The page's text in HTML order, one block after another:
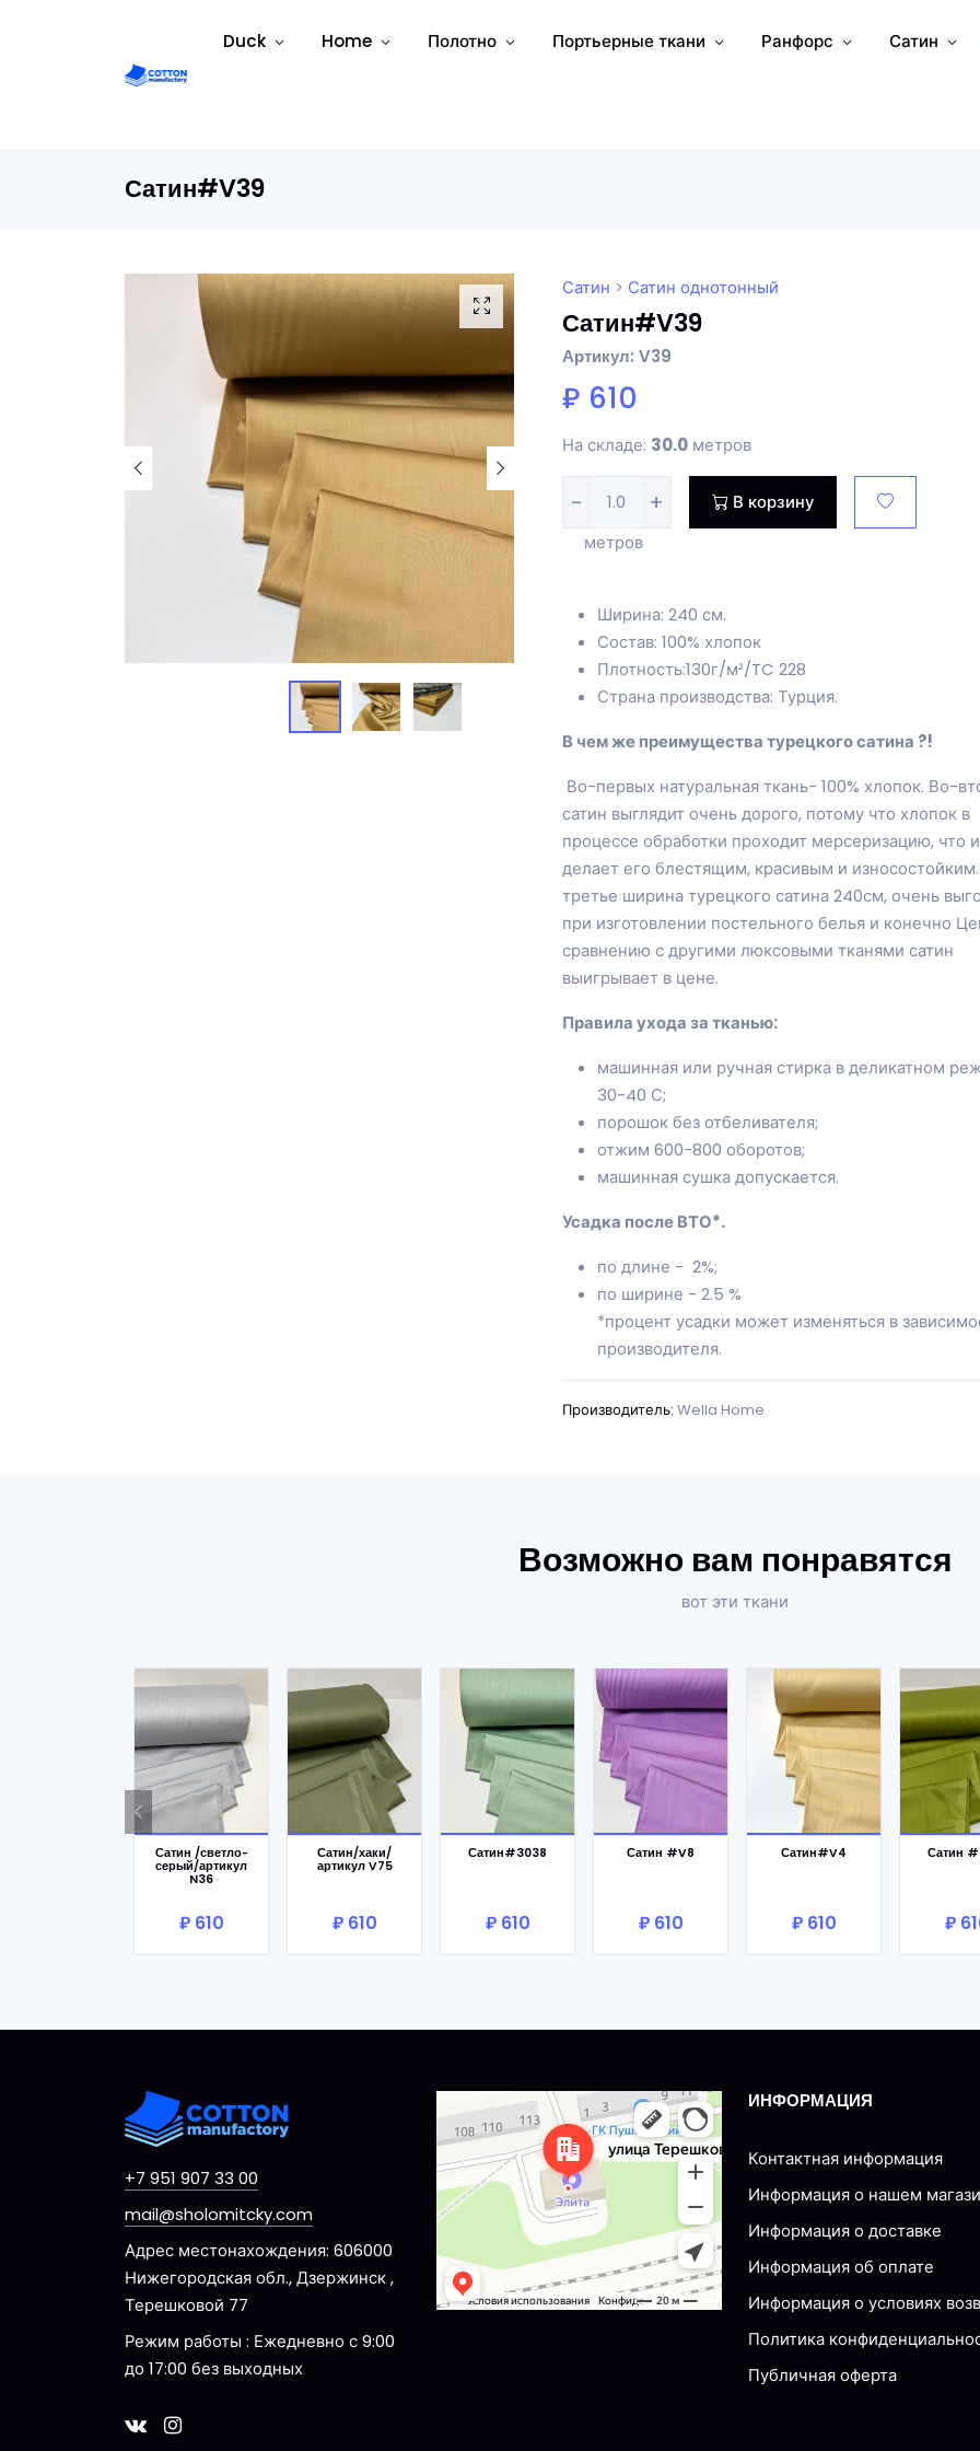
Duck Home Полотно Портьерные ткани Ранфорс Сатин
Сатин#V39
Сатин > Сатин однотонный
Сатин#V39
Артикул: V39
₽ 610
На складе: 30.0метров
- +
В корзину
метров
Ширина: 240 см.
Состав: 100% хлопок
Плотность:130г/м²/TC 228
Страна производства: Турция.
В чем же преимущества турецкого сатина ?!
Во-первых натуральная ткань- 100% хлопок. Во-
сатин выглядит очень дорого, потому что хлопок в
процессе обработки проходит мерсеризацию, что и
делает его блестящим, красивым и
третье ширина турецкого сатина 240см, очень
при изготовлении постельного белья и конечно
сравнению с другими люксовыми тканями сатин
выигрывает в цене.
Правила ухода за тканью:
машинная или ручная стирка в деликатном
30-40 С;
порошок без отбеливателя;
отжим 600-800 оборотов;
машинная сушка допускается.
Усадка после ВТО*.
по длине - 2%;
по ширине - 2.5 %
*процент усадки может изменяться в
производителя.
Производитель: Wella Home
Возможно вам понравятся
вот эти ткани
В корзину
Сатин /светло-
серый/артикул
N36
₽ 610
В корзину
Сатин/хаки/
артикул V75
₽ 610
В корзину
Сатин#3038
₽ 610
В корзину
Сатин #V8
₽ 610
В корзину
Сатин#V4
₽ 610
В
Сатин
₽
+7 951 907 33 00
mail@sholomitcky.com
Адрес местонахождения: 606000
Нижегородская обл., Дзержинск ,
Терешковой 77
Режим работы : Ежедневно с 9:00
до 17:00 без выходных
Ulitsa Tereshkovoy, 77 — Yandex Maps
ИНФОРМАЦИЯ
Контактная информация
Информация о нашем
Информация о доставке
Информация об оплате
Информация о условиях
Политика
Публичная оферта